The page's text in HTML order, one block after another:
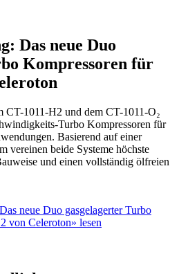
Das neue Duo
Kompressoren für
CT-1011-H2 und dem CT-1011-O₂
Turbo Kompressoren für
Basierend auf einer
vereinen beide Systeme höchste
und einen vollständig ölfreien
neue Duo gasgelagerter Turbo
von Celeroton» lesen